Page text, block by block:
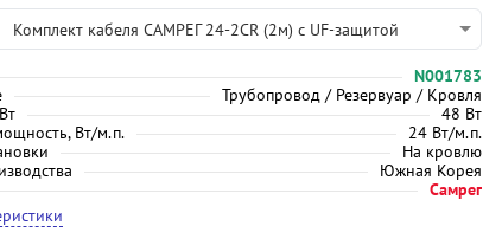
Комплект кабеля САМРЕГ 24-2CR (2м) с UF-защитой
N001783
Трубопровод / Резервуар / Кровля
48 Вт
Вт/м.п.
24 Вт/м.п.
На кровлю
Южная Корея
Самрег